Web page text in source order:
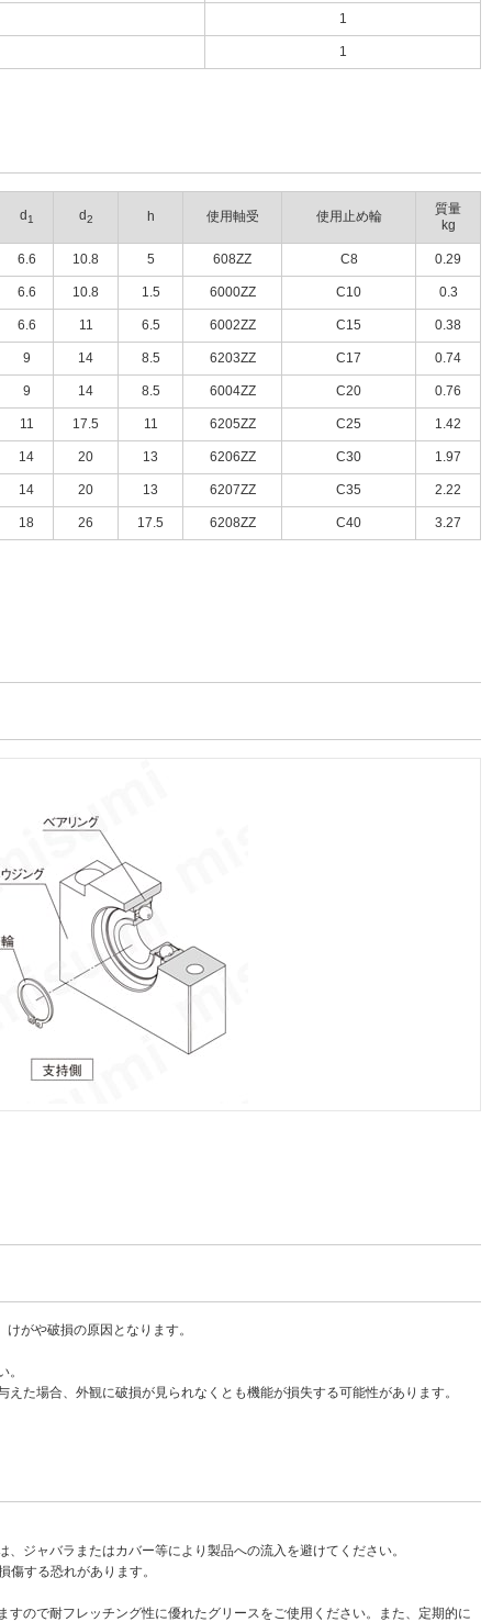
1
1
d1 d2 h 使用軸受 使用止め輪
質量
kg
6.6 10.8 5 608ZZ C8 0.29
6.6 10.8 1.5 6000ZZ C10 0.3
6.6 11 6.5 6002ZZ C15 0.38
9 14 8.5 6203ZZ C17 0.74
9 14 8.5 6004ZZ C20 0.76
11 17.5 11 6205ZZ C25 1.42
14 20 13 6206ZZ C30 1.97
14 20 13 6207ZZ C35 2.22
18 26 17.5 6208ZZ C40 3.27
がや破損の原因となります。
。
た場合、外観に破損が見られなくとも機能が損失する可能性があります。
ジャバラまたはカバー等により製品への流入を避けてください。
する恐れがあります。
ので耐フレッチング性に優れたグリースをご使用ください。また、定期的に